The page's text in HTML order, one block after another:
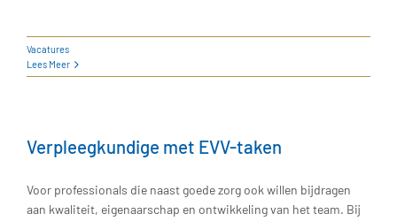
Vacatures
Lees Meer
Verpleegkundige met EVV-taken
Voor professionals die naast goede zorg ook willen bijdragen
aan kwaliteit, eigenaarschap en ontwikkeling van het team. Bij